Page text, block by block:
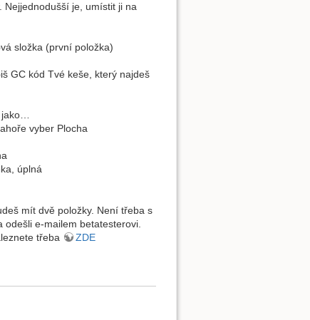
Nejjednodušší je, umístit ji na
složka (první položka)
GC kód Tvé keše, který najdeš
vyber Plocha
úplná
mít dvě položky. Není třeba s
e-mailem betatesterovi.
třeba
ZDE